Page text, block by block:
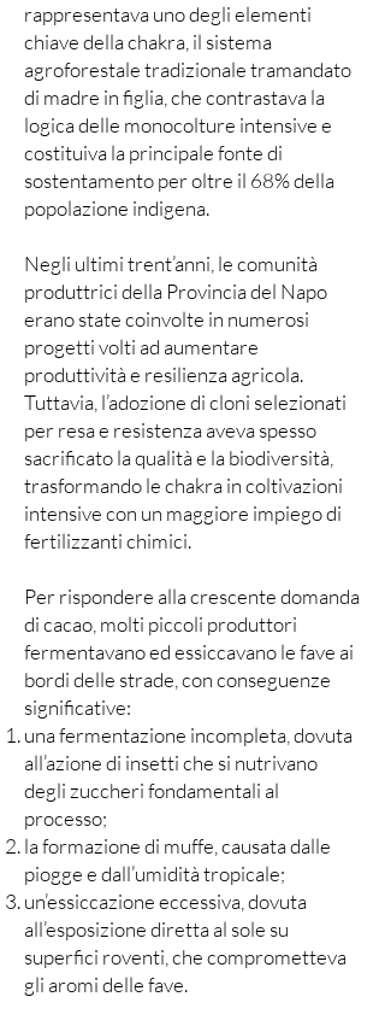
rappresentava uno degli elementi
chiave della chakra, il sistema
agroforestale tradizionale tramandato
di madre in figlia, che contrastava la
logica delle monocolture intensive e
costituiva la principale fonte di
sostentamento per oltre il 68% della
popolazione indigena.
Negli ultimi trent’anni, le comunità
produttrici della Provincia del Napo
erano state coinvolte in numerosi
progetti volti ad aumentare
produttività e resilienza agricola.
Tuttavia, l’adozione di cloni selezionati
per resa e resistenza aveva spesso
sacrificato la qualità e la biodiversità,
trasformando le chakra in coltivazioni
intensive con un maggiore impiego di
fertilizzanti chimici.
Per rispondere alla crescente domanda
di cacao, molti piccoli produttori
fermentavano ed essiccavano le fave ai
bordi delle strade, con conseguenze
significative:
una fermentazione incompleta, dovuta
all’azione di insetti che si nutrivano
degli zuccheri fondamentali al
processo;
la formazione di muffe, causata dalle
piogge e dall’umidità tropicale;
un’essiccazione eccessiva, dovuta
all’esposizione diretta al sole su
superfici roventi, che comprometteva
gli aromi delle fave.